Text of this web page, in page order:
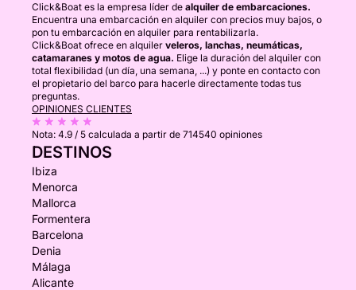
Click&Boat es la empresa líder de alquiler de embarcaciones.
Encuentra una embarcación en alquiler con precios muy bajos, o
pon tu embarcación en alquiler para rentabilizarla.
Click&Boat ofrece en alquiler veleros, lanchas, neumáticas,
catamaranes y motos de agua. Elige la duración del alquiler con
total flexibilidad (un día, una semana, ...) y ponte en contacto con
el propietario del barco para hacerle directamente todas tus
preguntas.
OPINIONES CLIENTES
Nota: 4.9 / 5 calculada a partir de 714540 opiniones
DESTINOS
Ibiza
Menorca
Mallorca
Formentera
Barcelona
Denia
Málaga
Alicante